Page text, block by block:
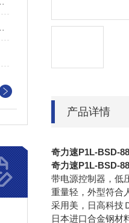
产品详情
奇力速P1L-BSD-
奇力速P1L-BSD-
带电源控制器，低
重量轻，外型符合
采用美，日高科技
日本进口合金钢材